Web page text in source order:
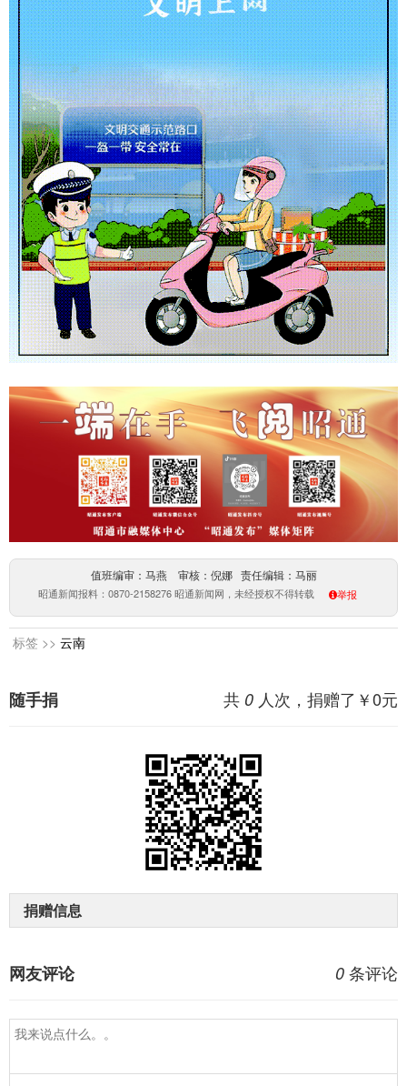
值班编审：马燕 审核：倪娜 责任编辑：马丽
昭通新闻报料：0870-2158276 昭通新闻网，未经授权不得转载 举报
标签 >> 云南
共 0 人次，捐赠了￥0元
随手捐
捐赠信息
0 条评论
网友评论